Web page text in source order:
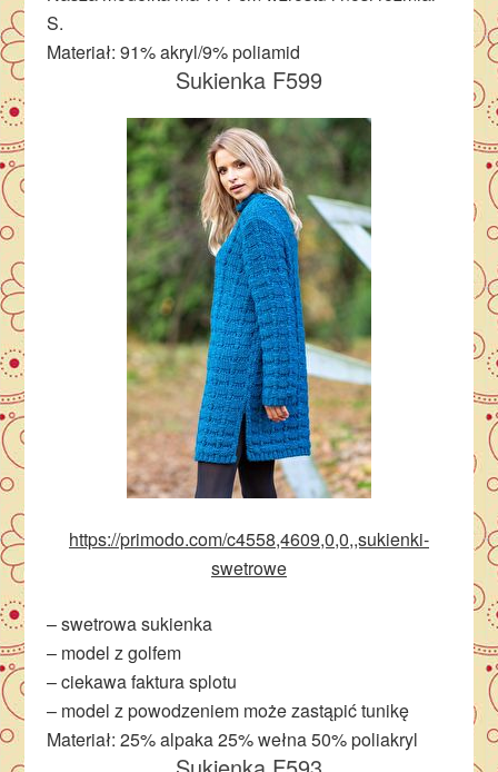
S.
Materiał: 91% akryl/9% poliamid
Sukienka F599
https://primodo.com/c4558,4609,0,0,,sukienki-
swetrowe
– swetrowa sukienka
– model z golfem
– ciekawa faktura splotu
– model z powodzeniem może zastąpić tunikę
Materiał: 25% alpaka 25% wełna 50% poliakryl